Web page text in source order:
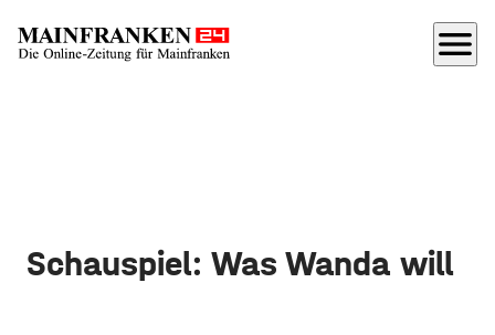
menu
Schauspiel: Was Wanda will